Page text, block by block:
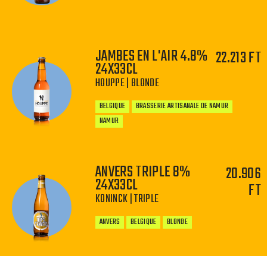
−
JAMBES EN L'AIR 4.8%
24X33CL
HOUPPE | BLONDE
22.213 FT
BELGIQUE
BRASSERIE ARTISANALE DE NAMUR
NAMUR
− +
ANVERS TRIPLE 8%
24X33CL
KONINCK | TRIPLE
20.906
FT
ANVERS BELGIQUE BLONDE